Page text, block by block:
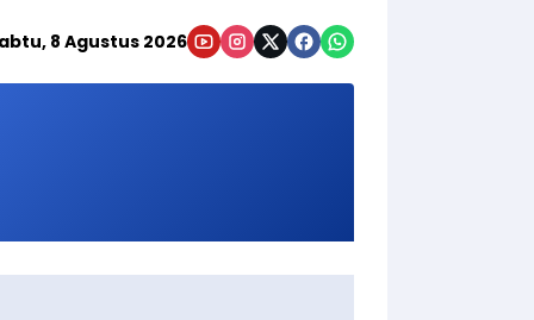
8 Agustus 2026